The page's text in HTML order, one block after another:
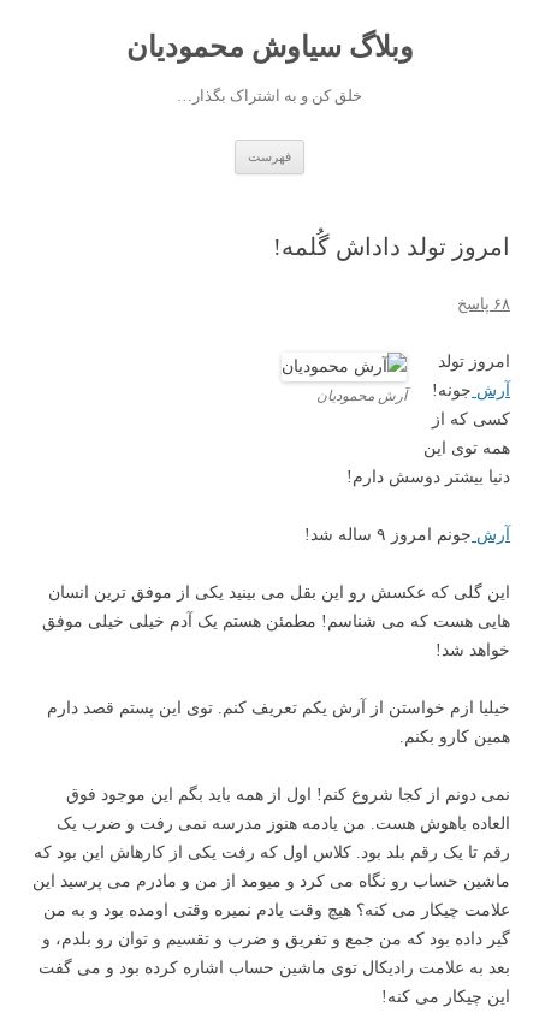
وبلاگ سیاوش محمودیان
خلق کن و به اشتراک بگذار…
فهرست
امروز تولد داداش گُلمه!
۶۸ پاسخ
آرش محمودیان
امروز تولد
آرش جونه!
کسی که از
همه توی این
دنیا بیشتر دوسش دارم!
آرش جونم امروز ۹ ساله شد!
این گلی که عکسش رو این بقل می بینید یکی از موفق ترین انسان
هایی هست که می شناسم! مطمئن هستم یک آدم خیلی خیلی موفق
خواهد شد!
خیلیا ازم خواستن از آرش یکم تعریف کنم. توی این پستم قصد دارم
همین کارو بکنم.
نمی دونم از کجا شروع کنم! اول از همه باید بگم این موجود فوق
العاده باهوش هست. من یادمه هنوز مدرسه نمی رفت و ضرب یک
رقم تا یک رقم بلد بود. کلاس اول که رفت یکی از کارهاش این بود که
ماشین حساب رو نگاه می کرد و میومد از من و مادرم می پرسید این
علامت چیکار می کنه؟ هیچ وقت یادم نمیره وقتی اومده بود و به من
گیر داده بود که من جمع و تفریق و ضرب و تقسیم و توان رو بلدم، و
بعد به علامت رادیکال توی ماشین حساب اشاره کرده بود و می گفت
این چیکار می کنه!